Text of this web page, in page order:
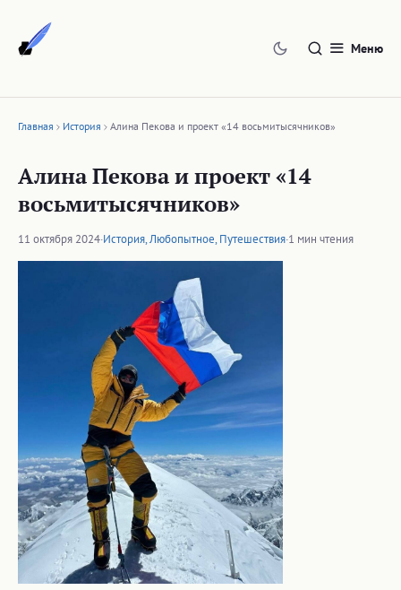
содержимому
Меню
Главная История Алина Пекова и проект «14 восьмитысячников»
Алина Пекова и проект «14
восьмитысячников»
11 октября 2024·История,Любопытное, Путешествия·1 мин чтения